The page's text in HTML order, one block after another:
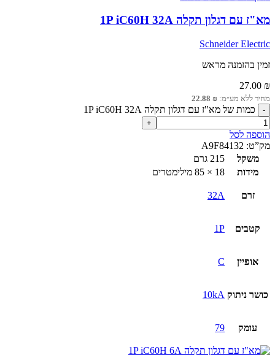
מא"ז עם דגלון תקלה 1P iC60H 32A
Schneider Electric
זמין בהזמנה מראש
27.00 ₪
מחיר ללא מע״מ: 22.88 ₪
כמות של מא"ז עם דגלון תקלה 1P iC60H 32A
הוספה לסל
מק”ט: A9F84132
משקל
215 גרם
מידות
18 × 85 מילימטרים
זרם 32A
קטבים 1P
אופיין C
כושר ניתוק 10kA
עומק 79